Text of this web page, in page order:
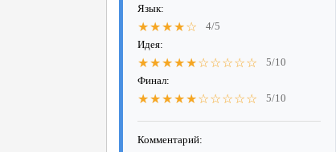
Язык:
★★★★☆
4/5
Идея:
★★★★★☆☆☆☆☆
5/10
Финал:
★★★★★☆☆☆☆☆ 5/10
Комментарий: